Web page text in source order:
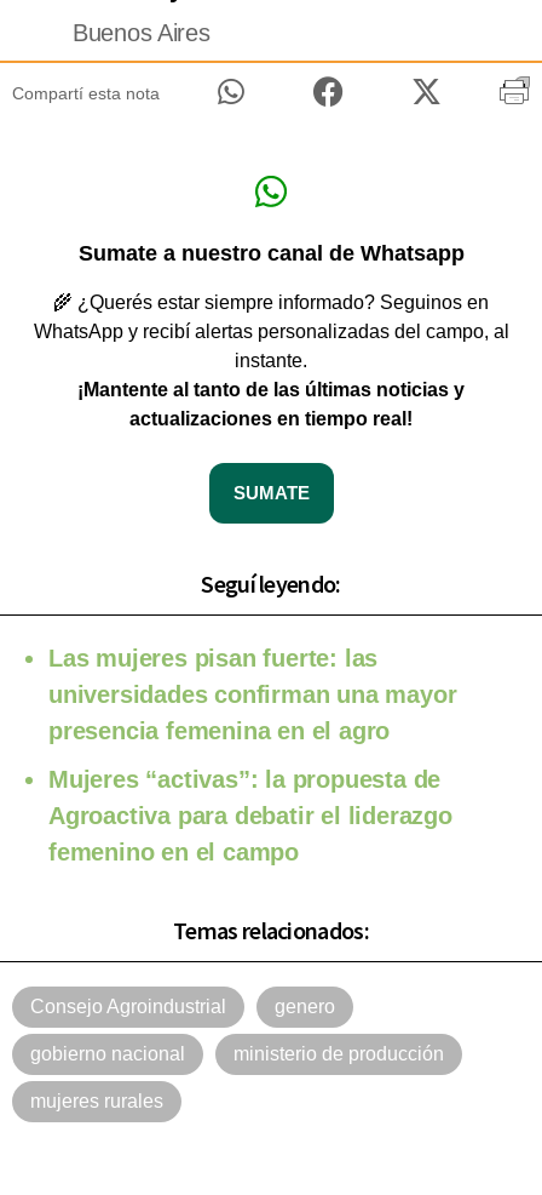
Buenos Aires
Compartí esta nota
Sumate a nuestro canal de Whatsapp
🌾 ¿Querés estar siempre informado? Seguinos en
WhatsApp y recibí alertas personalizadas del campo, al
instante.
¡Mantente al tanto de las últimas noticias y
actualizaciones en tiempo real!
SUMATE
Seguí leyendo:
Las mujeres pisan fuerte: las
universidades confirman una mayor
presencia femenina en el agro
Mujeres “activas”: la propuesta de
Agroactiva para debatir el liderazgo
femenino en el campo
Temas relacionados:
Consejo Agroindustrial genero
gobierno nacional ministerio de producción
mujeres rurales